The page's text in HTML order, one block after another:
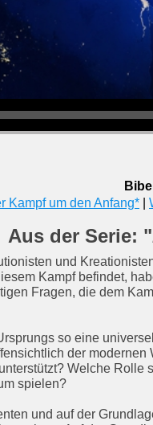
Kampf um den Anfang*
Aus der Serie: "
und
Kampf befindet,
Fragen, die dem
so eine
der
Welche
spielen?
und auf der